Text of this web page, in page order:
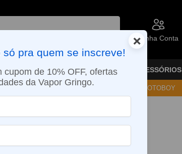
Minha Conta
E-LIQUÍDOS NICOTINA ORAL ACESSÓRIOS
PEDIDOS APROVADOS ATÉ 15:30 VIA MOTOBOY
×
pra quem se inscreve!
cupom de 10% OFF, ofertas
da Vapor Gringo.